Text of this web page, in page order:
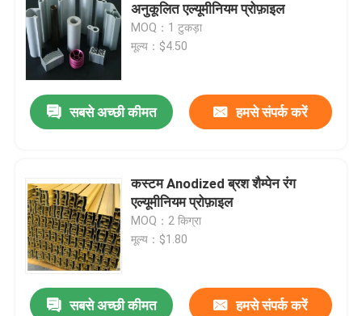
अनुकूलित एल्यूमीनियम प्रोफ़ाइल
MOQ：1 टुकड़ा
मूल्य：$4.50
सबसे अच्छी कीमत हमसे संपर्क करें
कस्टम Anodized ब्रश शैम्पेन रंग
एल्यूमीनियम प्रोफ़ाइल
MOQ：2 किग्रा
मूल्य：$1.80
सबसे अच्छी कीमत हमसे संपर्क करें